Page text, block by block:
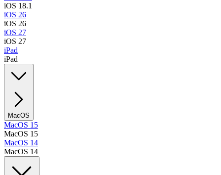
iOS 18.1
iOS 26
iOS 26
iOS 27
iOS 27
iPad
iPad
MacOS
MacOS 15
MacOS 15
MacOS 14
MacOS 14